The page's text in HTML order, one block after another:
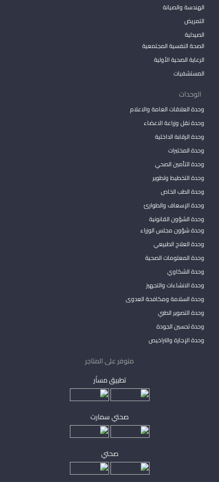
الهندسة والصيانة
التمريض
الصيدلية
الصحة النفسية المجتمعية
الرعاية الصحية الأولية
المستشفيات
الوحدات
وحدة العلاقات العامة والاعلام
وحدة نقل وزراعة الاعضاء
وحدة الرقابة الداخلية
وحدة المختبرات
وحدة التأمين الصحي
وحدة التخطيط وتطوير
وحدة الطب الخاص
وحدة الإسعاف والطوارئ
وحدة الشؤون القانونية
وحدة شؤون مجلس الوزراء
وحدة العلاج الطبيعي
وحدة المعلومات الصحية
وحدة الشكاوي
وحدة الانشاءات والتجهيز
وحدة السلامة ومكافحة العدوى
وحدة التصوير الطبي
وحدة تحسين الجودة
وحدة الإجازة والتراخيص
متوفر على المتاجر
تطبيق مساْر
صحتي سمارت
صحتي